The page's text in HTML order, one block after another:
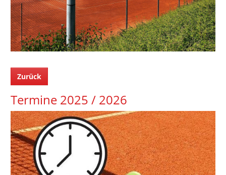
Zurück
Termine 2025 / 2026